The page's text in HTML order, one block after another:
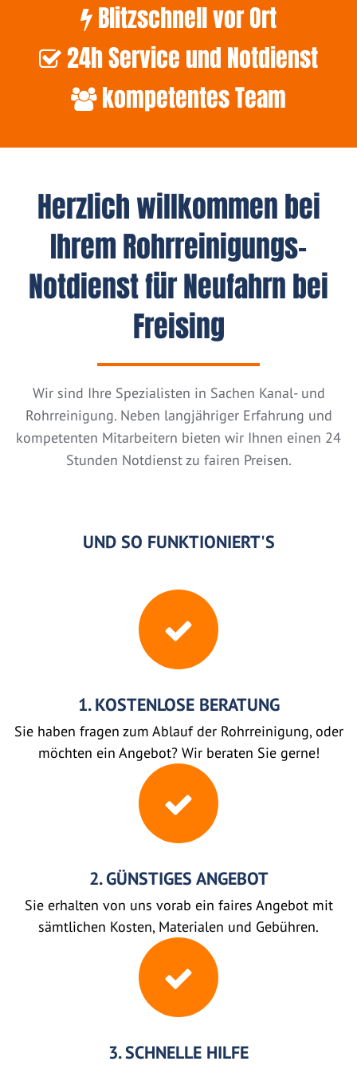
Blitzschnell vor Ort
24h Service und Notdienst
kompetentes Team
Herzlich willkommen bei
Ihrem Rohrreinigungs-
Notdienst für Neufahrn bei
Freising
Wir sind Ihre Spezialisten in Sachen Kanal- und
Rohrreinigung. Neben langjähriger Erfahrung und
kompetenten Mitarbeitern bieten wir Ihnen einen 24
Stunden Notdienst zu fairen Preisen.
UND SO FUNKTIONIERT'S
1. KOSTENLOSE BERATUNG
Sie haben fragen zum Ablauf der Rohrreinigung, oder
möchten ein Angebot? Wir beraten Sie gerne!
2. GÜNSTIGES ANGEBOT
Sie erhalten von uns vorab ein faires Angebot mit
sämtlichen Kosten, Materialen und Gebühren.
3. SCHNELLE HILFE